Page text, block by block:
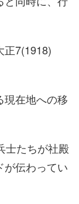
正7(1918)
現在地への移
士たちが社殿
が伝わってい